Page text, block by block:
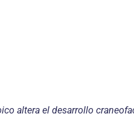
altera el desarrollo